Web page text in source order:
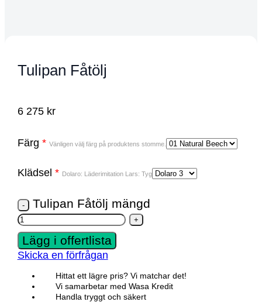
Tulipan Fåtölj
6 275 kr
Färg * Vänligen välj färg på produktens stomme.
Klädsel * Dolaro: Läderimitation Lars: Tyg
Tulipan Fåtölj mängd
Lägg i offertlista
Skicka en förfrågan
Hittat ett lägre pris? Vi matchar det!
Vi samarbetar med Wasa Kredit
Handla tryggt och säkert